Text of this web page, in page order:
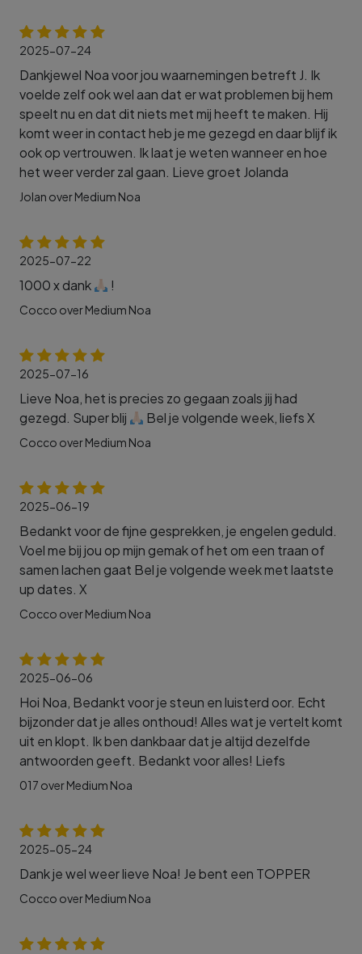
2025-07-24
Dankjewel Noa voor jou waarnemingen betreft J. Ik
voelde zelf ook wel aan dat er wat problemen bij hem
speelt nu en dat dit niets met mij heeft te maken. Hij
komt weer in contact heb je me gezegd en daar blijf ik
ook op vertrouwen. Ik laat je weten wanneer en hoe
het weer verder zal gaan. Lieve groet Jolanda
Jolan over Medium Noa
2025-07-22
1000 x dank !
Cocco over Medium Noa
2025-07-16
Lieve Noa, het is precies zo gegaan zoals jij had
gezegd. Super blij
Bel je volgende week, liefs X
Cocco over Medium Noa
2025-06-19
Bedankt voor de fijne gesprekken, je engelen geduld.
Voel me bij jou op mijn gemak of het om een traan of
samen lachen gaat Bel je volgende week met laatste
up dates. X
Cocco over Medium Noa
2025-06-06
Hoi Noa, Bedankt voor je steun en luisterd oor. Echt
bijzonder dat je alles onthoud! Alles wat je vertelt komt
uit en klopt. Ik ben dankbaar dat je altijd dezelfde
antwoorden geeft. Bedankt voor alles! Liefs
017 over Medium Noa
2025-05-24
Dank je wel weer lieve Noa! Je bent een TOPPER
Cocco over Medium Noa